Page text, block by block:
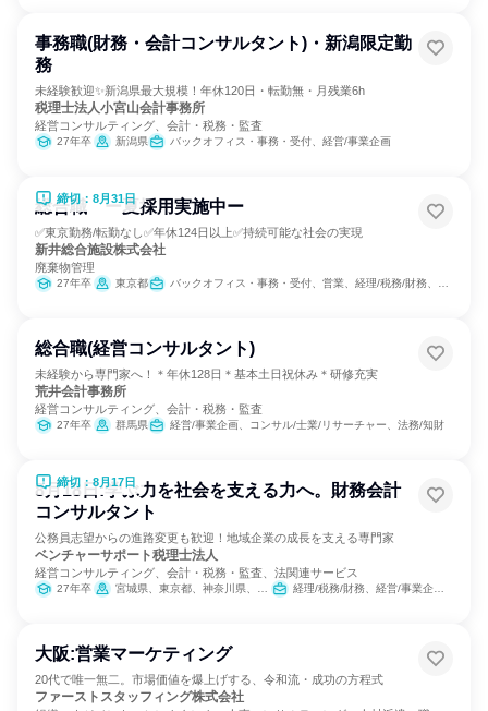
事務職(財務・会計コンサルタント)・新潟限定勤
務
未経験歓迎✨新潟県最大規模！年休120日・転勤無・月残業6h
税理士法人小宮山会計事務所
経営コンサルティング、会計・税務・監査
27年卒 新潟県 バックオフィス・事務・受付、経営/事業企画
締切：8月31日
総合職 ー夏採用実施中ー
✅東京勤務/転勤なし✅年休124日以上✅持続可能な社会の実現
新井総合施設株式会社
廃棄物管理
27年卒 東京都 バックオフィス・事務・受付、営業、経理/税務/財務、人事、総務、広報/IR
総合職(経営コンサルタント)
未経験から専門家へ！＊年休128日＊基本土日祝休み＊研修充実
荒井会計事務所
経営コンサルティング、会計・税務・監査
27年卒 群馬県 経営/事業企画、コンサル/士業/リサーチャー、法務/知財
締切：8月17日
8月18日:学ぶ力を社会を支える力へ。財務会計
コンサルタント
公務員志望からの進路変更も歓迎！地域企業の成長を支える専門家
ベンチャーサポート税理士法人
経営コンサルティング、会計・税務・監査、法関連サービス
27年卒 宮城県、東京都、神奈川県、愛知県、大阪府、福岡県 経理/税務/財務、経営/事業企画、金融専門職
大阪:営業マーケティング
20代で唯一無二。市場価値を爆上げする、令和流・成功の方程式
ファーストスタッフィング株式会社